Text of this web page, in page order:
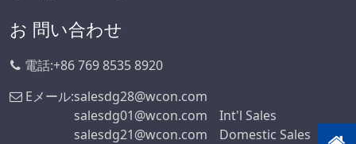
お 問い合わせ
電話:+86 769 8535 8920
Eメール:salesdg28@wcon.com
salesdg01@wcon.com
Int'l Sales
salesdg21@wcon.com
Domestic Sales